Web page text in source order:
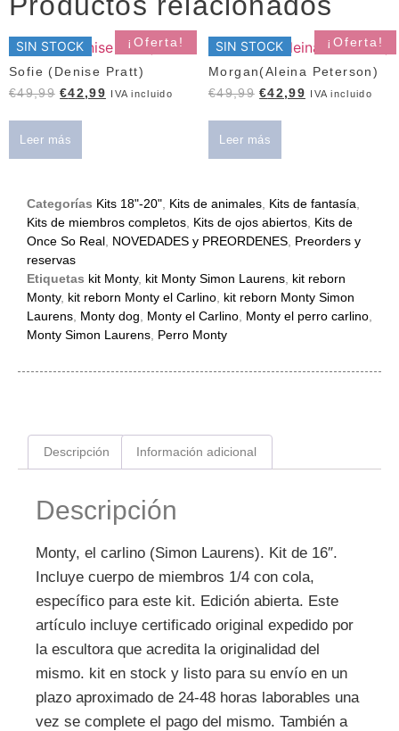
¡Oferta!
SIN STOCK
Sofie (Denise Pratt)
€49,99 €42,99 IVA incluido
Leer más
¡Oferta!
SIN STOCK
Morgan(Aleina Peterson)
€49,99 €42,99 IVA incluido
Leer más
Categorías Kits 18"-20" Kits de animales Kits de fantasía
Kits de miembros completos Kits de ojos abiertos Kits de
Once So Real NOVEDADES y PREORDENES Preorders y
reservas
Etiquetas kit Monty, kit Monty Simon Laurens kit reborn
Monty, kit reborn Monty el Carlino kit reborn Monty Simon
Laurens Monty dog Monty el Carlino Monty el perro carlino
Monty Simon Laurens Perro Monty
Descripción Información adicional
Descripción
Monty, el carlino (Simon Laurens). Kit de 16″.
Incluye cuerpo de miembros 1/4 con cola,
específico para este kit. Edición abierta. Este
artículo incluye certificado original expedido por
la escultora que acredita la originalidad del
mismo. kit en stock y listo para su envío en un
plazo aproximado de 24-48 horas laborables una
vez se complete el pago del mismo. También a